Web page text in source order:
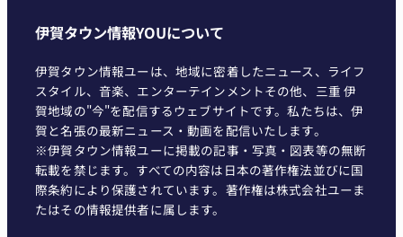
伊賀タウン情報YOUについて
伊賀タウン情報ユーは、地域に密着したニュース、ライフ
スタイル、音楽、エンターテインメントその他、三重 伊
賀地域の"今"を配信するウェブサイトです。私たちは、伊
賀と名張の最新ニュース・動画を配信いたします。
※伊賀タウン情報ユーに掲載の記事・写真・図表等の無断
転載を禁じます。すべての内容は日本の著作権法並びに国
際条約により保護されています。著作権は株式会社ユーま
たはその情報提供者に属します。